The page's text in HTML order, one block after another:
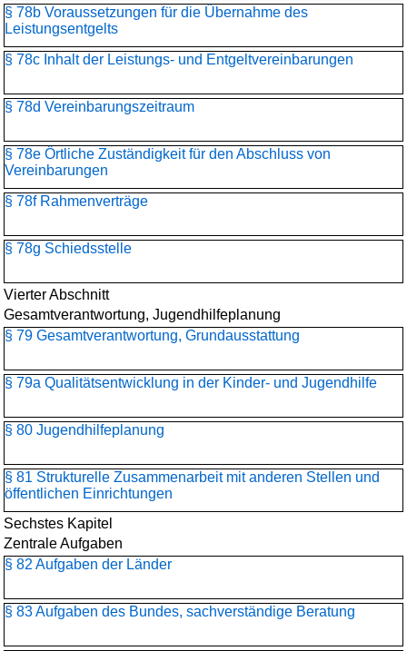
§ 78b Voraussetzungen für die Übernahme des
Leistungsentgelts
§ 78c Inhalt der Leistungs- und Entgeltvereinbarungen
§ 78d Vereinbarungszeitraum
§ 78e Örtliche Zuständigkeit für den Abschluss von
Vereinbarungen
§ 78f Rahmenverträge
§ 78g Schiedsstelle
Vierter Abschnitt
Gesamtverantwortung, Jugendhilfeplanung
§ 79 Gesamtverantwortung, Grundausstattung
§ 79a Qualitätsentwicklung in der Kinder- und Jugendhilfe
§ 80 Jugendhilfeplanung
§ 81 Strukturelle Zusammenarbeit mit anderen Stellen und
öffentlichen Einrichtungen
Sechstes Kapitel
Zentrale Aufgaben
§ 82 Aufgaben der Länder
§ 83 Aufgaben des Bundes, sachverständige Beratung